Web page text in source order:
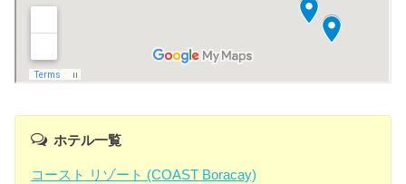
ホテル一覧
コースト リゾート (COAST Boracay)